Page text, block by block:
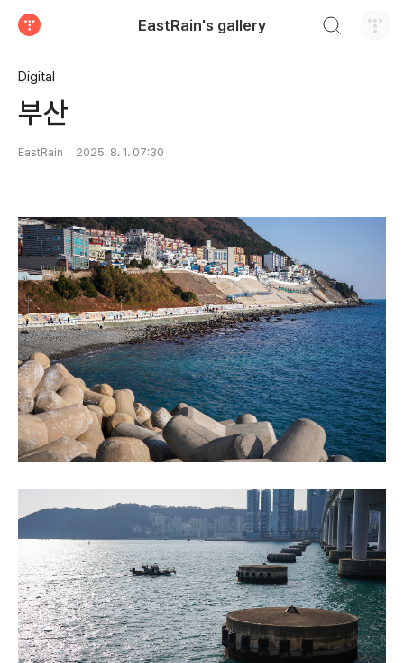
EastRain's gallery
Digital
부산
EastRain 2025. 8. 1. 07:30